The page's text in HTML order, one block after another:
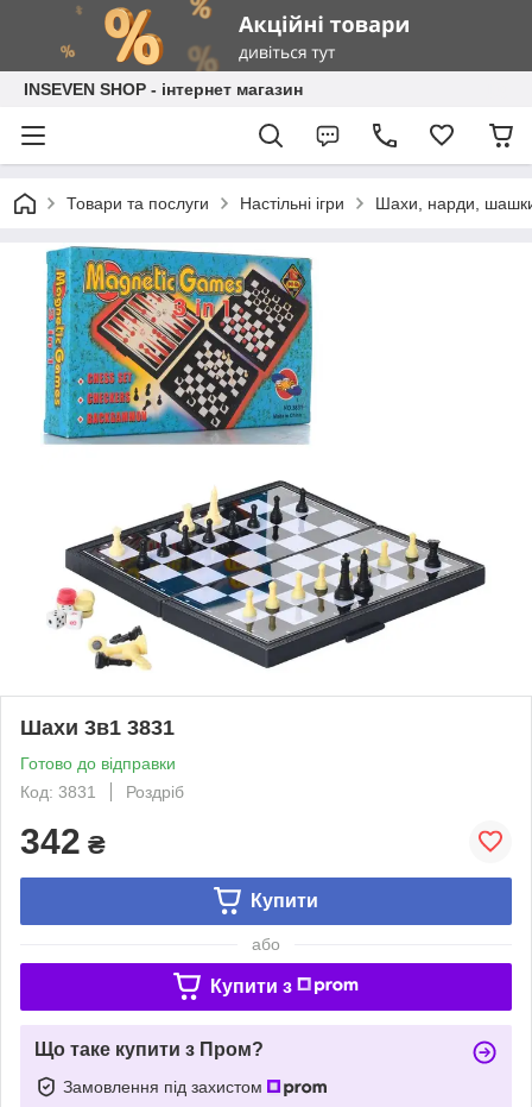
INSEVEN SHOP - інтернет магазин
Товари та послуги Настільні ігри Шахи, нарди,
Шахи 3в1 3831
Готово до відправки
Код: 3831
Роздріб
342 ₴
Купити
або
Купити з
Що таке купити з Пром?
Замовлення під захистом